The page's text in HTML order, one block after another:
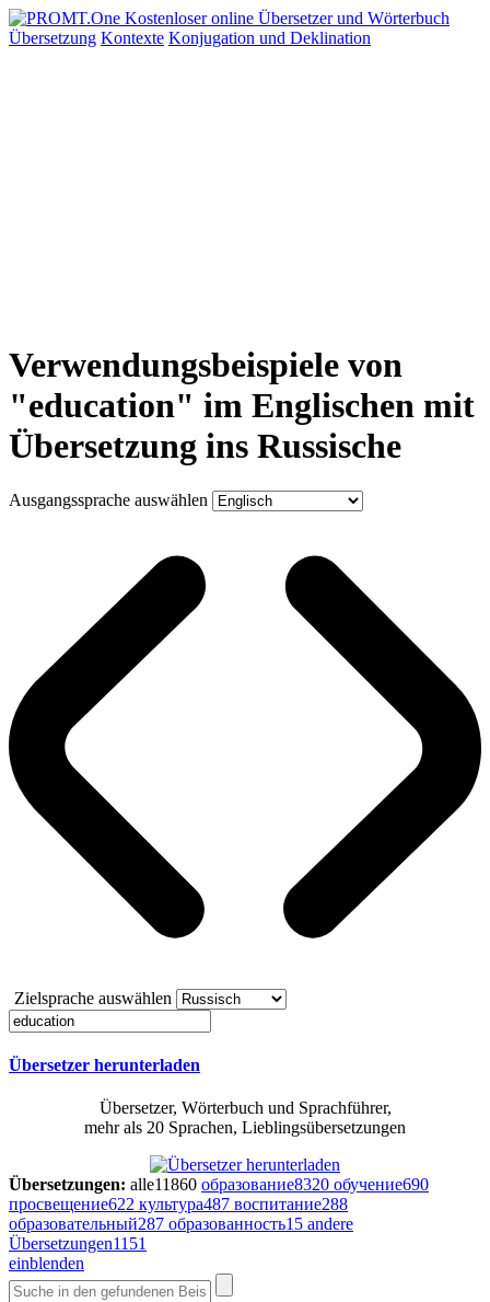
Übersetzung Kontexte Konjugation und Deklination
Verwendungsbeispiele von
"education" im Englischen mit
Übersetzung ins Russische
Ausgangssprache auswählen
Zielsprache auswählen
Übersetzer herunterladen
Übersetzer, Wörterbuch und Sprachführer,
mehr als 20 Sprachen, Lieblingsübersetzungen
Übersetzungen: alle11860 образование8320 обучение690
просвещение622 культура487 воспитание288
образовательный287 образованность15 andere
Übersetzungen1151
einblenden